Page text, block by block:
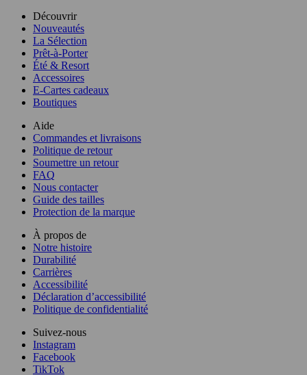
Découvrir
Nouveautés
La Sélection
Prêt-à-Porter
Été & Resort
Accessoires
E-Cartes cadeaux
Boutiques
Aide
Commandes et livraisons
Politique de retour
Soumettre un retour
FAQ
Nous contacter
Guide des tailles
Protection de la marque
À propos de
Notre histoire
Durabilité
Carrières
Accessibilité
Déclaration d’accessibilité
Politique de confidentialité
Suivez-nous
Instagram
Facebook
TikTok